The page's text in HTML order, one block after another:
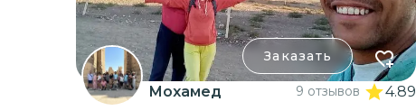
Заказать
Мохамед 9 отзывов 4.89